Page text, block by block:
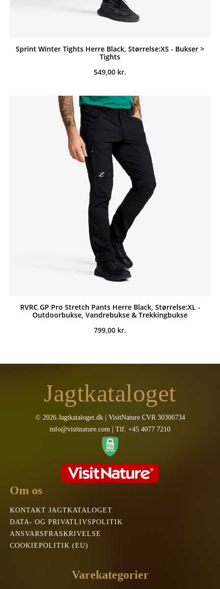
Sprint Winter Tights Herre Black, Størrelse:XS - Bukser >
Tights
549,00 kr.
RVRC GP Pro Stretch Pants Herre Black, Størrelse:XL -
Outdoorbukse, Vandrebukse & Trekkingbukse
799,00 kr.
Jagtkataloget
© 2026 Jagtkataloget.dk | VisitNature CVR 30300734
info@visitnature.com | Tlf. +45 4077 7210
Om os
KONTAKT JAGTKATALOGET
DATA- OG PRIVATLIVSPOLITIK
ANSVARSFRASKRIVELSE
COOKIEPOLITIK (EU)
Varekategorier